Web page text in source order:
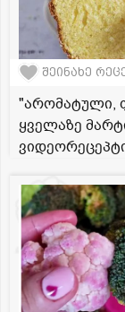
შეინახე
"არომატული,
ყველაზე